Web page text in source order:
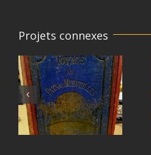
Projets connexes